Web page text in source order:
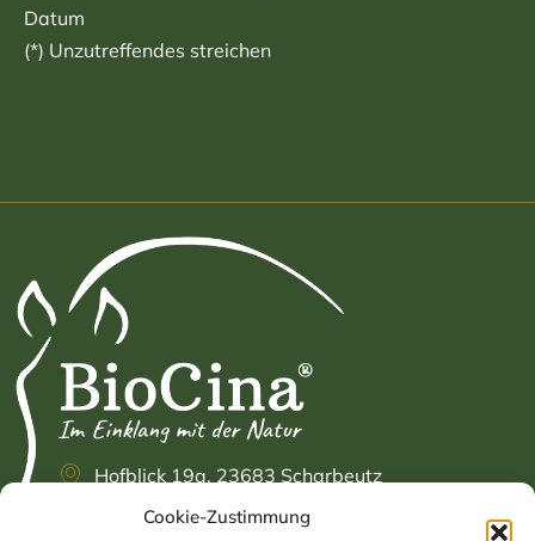
Cookie-Zustimmung
Datum
(*) Unzutreffendes streichen
Hofblick 19a, 23683 Scharbeutz
+49 (0) 4503 / 89 83 925